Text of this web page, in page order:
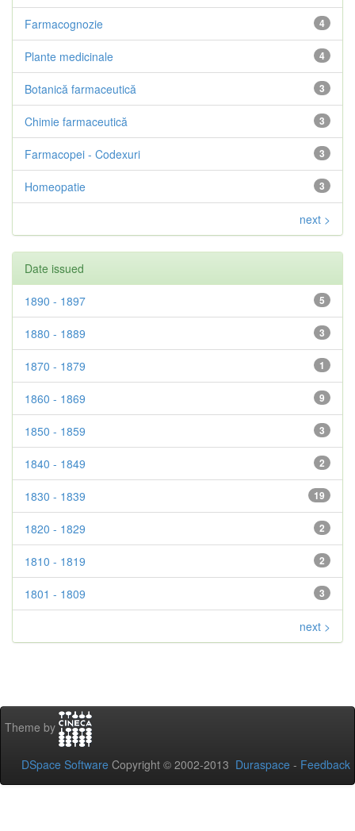
4
Farmacognozie
4
Plante medicinale
3
Botanică farmaceutică
3
Chimie farmaceutică
3
Farmacopei - Codexuri
3
Homeopatie
next >
Date issued
5
1890 - 1897
3
1880 - 1889
1
1870 - 1879
9
1860 - 1869
3
1850 - 1859
2
1840 - 1849
19
1830 - 1839
2
1820 - 1829
2
1810 - 1819
3
1801 - 1809
next >
Theme by
DSpace Software Copyright © 2002-2013 Duraspace - Feedback